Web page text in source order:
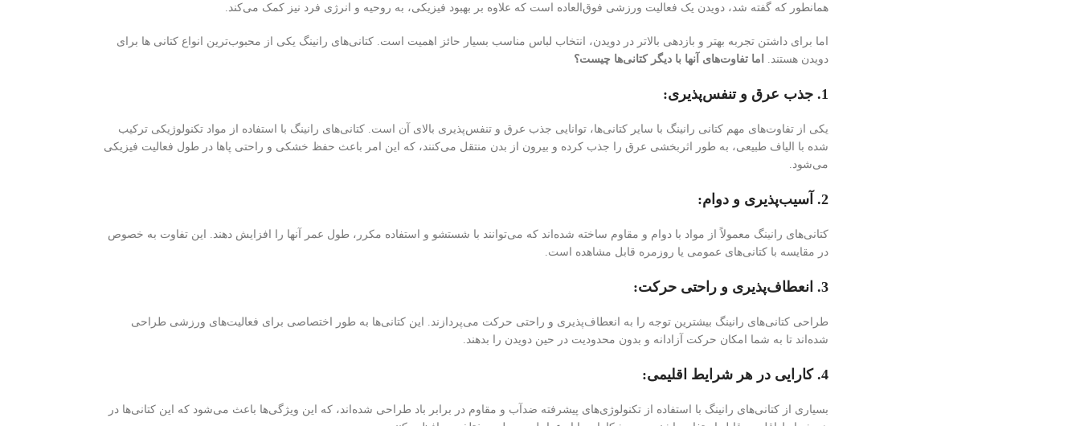
همانطور که گفته شد، دویدن یک فعالیت ورزشی فوق‌العاده است که علاوه بر بهبود فیزیکی، به روحیه و انرژی فرد نیز کمک می‌کند.
اما برای داشتن تجربه بهتر و بازدهی بالاتر در دویدن، انتخاب لباس مناسب بسیار حائز اهمیت است. کتانی‌های رانینگ یکی از محبوب‌ترین انواع کتانی ها برای
دویدن هستند.
اما تفاوت‌های آنها با دیگر کتانی‌ها چیست؟
1. جذب عرق و تنفس‌پذیری:
یکی از تفاوت‌های مهم کتانی رانینگ با سایر کتانی‌ها، توانایی جذب عرق و تنفس‌پذیری بالای آن است. کتانی‌های رانینگ با استفاده از مواد تکنولوژیکی ترکیب
شده با الیاف طبیعی، به طور اثربخشی عرق را جذب کرده و بیرون از بدن منتقل می‌کنند، که این امر باعث حفظ خشکی و راحتی پاها در طول فعالیت فیزیکی
می‌شود.
2. آسیب‌پذیری و دوام:
کتانی‌های رانینگ معمولاً از مواد با دوام و مقاوم ساخته شده‌اند که می‌توانند با شستشو و استفاده مکرر، طول عمر آنها را افزایش دهند. این تفاوت به خصوص
در مقایسه با کتانی‌های عمومی یا روزمره قابل مشاهده است.
3. انعطاف‌پذیری و راحتی حرکت:
طراحی کتانی‌های رانینگ بیشترین توجه را به انعطاف‌پذیری و راحتی حرکت می‌پردازند. این کتانی‌ها به طور اختصاصی برای فعالیت‌های ورزشی طراحی
شده‌اند تا به شما امکان حرکت آزادانه و بدون محدودیت در حین دویدن را بدهند.
4. کارایی در هر شرایط اقلیمی:
بسیاری از کتانی‌های رانینگ با استفاده از تکنولوژی‌های پیشرفته ضدآب و مقاوم در برابر باد طراحی شده‌اند، که این ویژگی‌ها باعث می‌شود که این کتانی‌ها در